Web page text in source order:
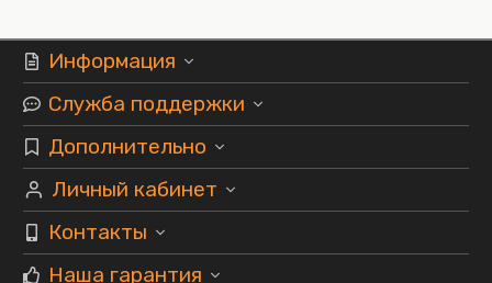
Информация
Служба поддержки
Дополнительно
Личный кабинет
Контакты
Наша гарантия